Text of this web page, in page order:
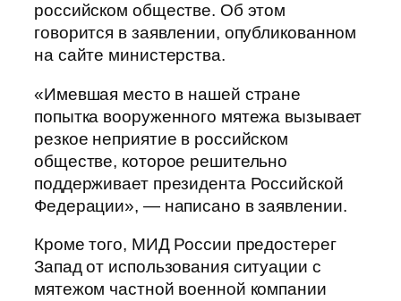
российском обществе. Об этом
говорится в заявлении, опубликованном
на сайте министерства.
«Имевшая место в нашей стране
попытка вооруженного мятежа вызывает
резкое неприятие в российском
обществе, которое решительно
поддерживает президента Российской
Федерации», — написано в заявлении.
Кроме того, МИД России предостерег
Запад от использования ситуации с
мятежом частной военной компании